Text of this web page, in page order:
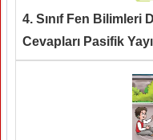
4. Sınıf Fen Bilimleri
Cevapları Pasifik